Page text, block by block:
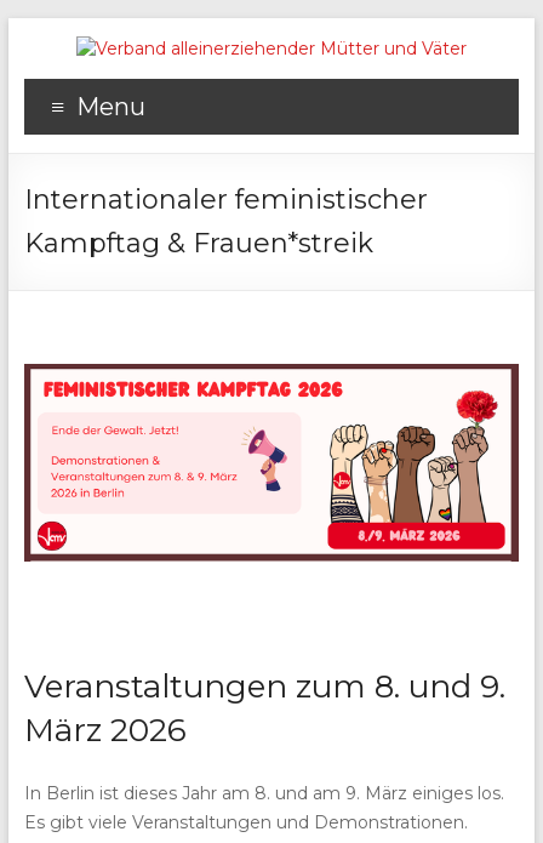
Menu
Internationaler feministischer
Kampftag & Frauen*streik
Veranstaltungen zum 8. und 9.
März 2026
In Berlin ist dieses Jahr am 8. und am 9. März einiges los.
Es gibt viele Veranstaltungen und Demonstrationen.